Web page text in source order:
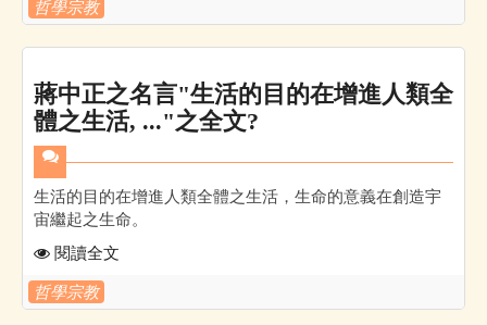
哲學宗教
蔣中正之名言"生活的目的在增進人類全
體之生活, ..."之全文?
生活的目的在增進人類全體之生活，生命的意義在創造宇
宙繼起之生命。
閱讀全文
哲學宗教